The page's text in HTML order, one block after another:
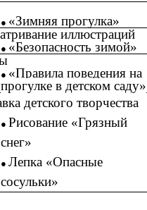
«Зимняя прогулка»
иллюстраций
«Безопасность зимой»
«Правила поведения на
прогулке в детском саду»
детского творчества
Рисование «Грязный
снег»
Лепка «Опасные
сосульки»